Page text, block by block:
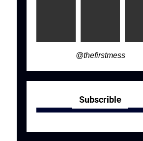
@thefirstmess
Subscrible